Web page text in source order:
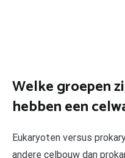
Welke groepen
hebben een
Eukaryoten versus
andere celbouw dan